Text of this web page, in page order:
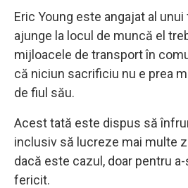
Eric Young este angajat al
ajunge la locul de muncă el
mijloacele de transport în
că niciun sacrificiu nu e prea
de fiul său.
Acest tată este dispus să
inclusiv să lucreze mai multe
dacă este cazul, doar pentru
fericit.